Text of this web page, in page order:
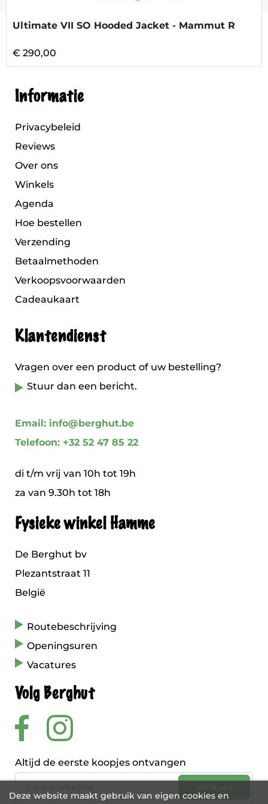
Ultimate VII SO Hooded Jacket - Mammut R
€ 290,00
Informatie
Privacybeleid
Reviews
Over ons
Winkels
Agenda
Hoe bestellen
Verzending
Betaalmethoden
Verkoopsvoorwaarden
Cadeaukaart
Klantendienst
Vragen over een product of uw bestelling?
Stuur dan een bericht.
Email: info@berghut.be
Telefoon: +32 52 47 85 22
di t/m vrij van 10h tot 19h
za van 9.30h tot 18h
Fysieke winkel Hamme
De Berghut bv
Plezantstraat 11
België
Routebeschrijving
Openingsuren
Vacatures
Volg Berghut
Altijd de eerste koopjes ontvangen
Deze website maakt gebruik van eigen cookies en